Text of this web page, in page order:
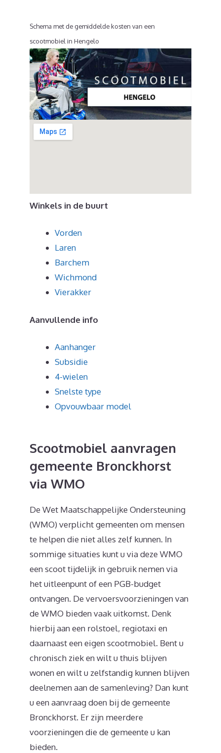
Schema met de gemiddelde kosten van een
scootmobiel in Hengelo
Winkels in de buurt
Vorden
Laren
Barchem
Wichmond
Vierakker
Aanvullende info
Aanhanger
Subsidie
4-wielen
Snelste type
Opvouwbaar model
Scootmobiel aanvragen
gemeente Bronckhorst
via WMO
De Wet Maatschappelijke Ondersteuning
(WMO) verplicht gemeenten om mensen
te helpen die niet alles zelf kunnen. In
sommige situaties kunt u via deze WMO
een scoot tijdelijk in gebruik nemen via
het uitleenpunt of een PGB-budget
ontvangen. De vervoersvoorzieningen van
de WMO bieden vaak uitkomst. Denk
hierbij aan een rolstoel, regiotaxi en
daarnaast een eigen scootmobiel. Bent u
chronisch ziek en wilt u thuis blijven
wonen en wilt u zelfstandig kunnen blijven
deelnemen aan de samenleving? Dan kunt
u een aanvraag doen bij de gemeente
Bronckhorst. Er zijn meerdere
voorzieningen die de gemeente u kan
bieden.